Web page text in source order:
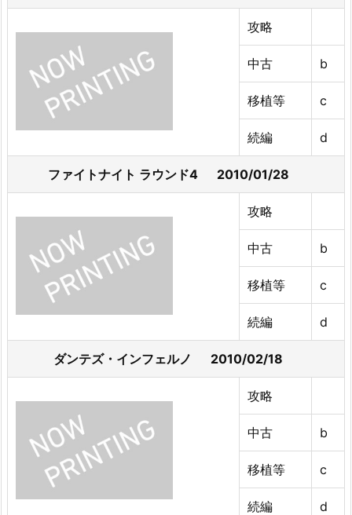
攻略
中古 b
移植等 c
続編 d
ファイトナイト ラウンド4 2010/01/28
攻略
中古 b
移植等 c
続編 d
ダンテズ・インフェルノ 2010/02/18
攻略
中古 b
移植等 c
続編 d